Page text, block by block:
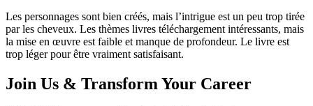
Les personnages sont bien créés, mais l’intrigue est un peu trop tirée
par les cheveux. Les thèmes livres téléchargement intéressants, mais
la mise en œuvre est faible et manque de profondeur. Le livre est
trop léger pour être vraiment satisfaisant.
Join Us & Transform Your Career